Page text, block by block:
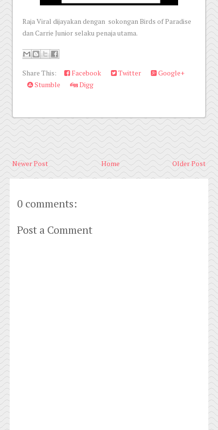
Raja Viral dijayakan dengan sokongan Birds of Paradise
dan Carrie Junior selaku penaja utama.
Share This: Facebook Twitter
Google+
Stumble
Digg
Newer Post Older Post
Home
0 comments:
Post a Comment